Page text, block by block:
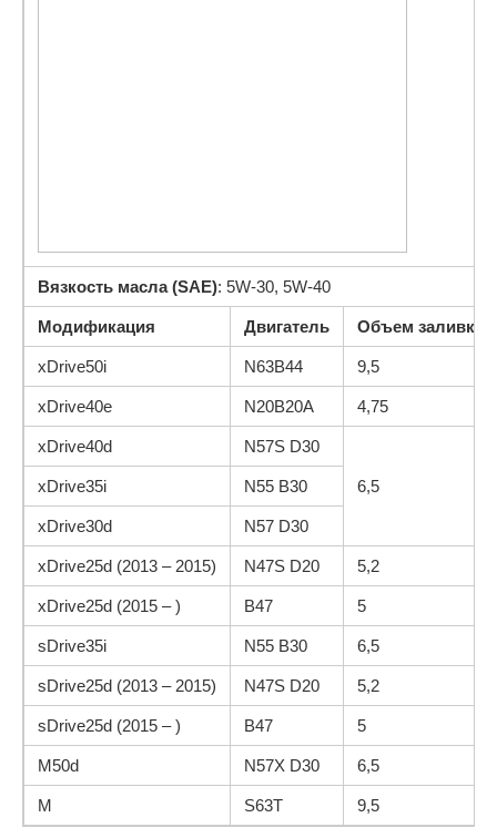
Вязкость масла (SAE): 5W-30, 5W-40
Модификация Двигатель Объем заливки
xDrive50i N63B44 9,5
xDrive40e N20B20A 4,75
xDrive40d N57S D30
6,5
xDrive35i N55 B30
xDrive30d N57 D30
xDrive25d (2013 – 2015) N47S D20 5,2
xDrive25d (2015 – ) B47 5
sDrive35i N55 B30 6,5
sDrive25d (2013 – 2015) N47S D20 5,2
sDrive25d (2015 – ) B47 5
M50d N57X D30 6,5
M S63T 9,5